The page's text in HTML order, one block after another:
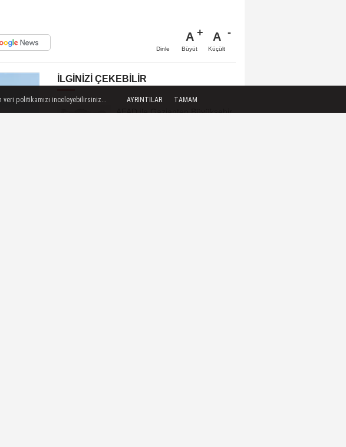
Dinle
A
Büyüt
A
Küçült
İLGINIZI ÇEKEBILIR
AFAD ile Gaziantep Büyükşehir
politikamızı inceleyebilirsiniz... AYRINTILAR TAMAM